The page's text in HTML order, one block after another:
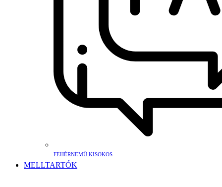
FEHÉRNEMŰ KISOKOS
MELLTARTÓK